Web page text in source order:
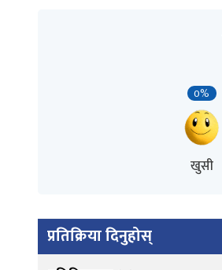
0%
खुसी
प्रतिक्रिया दिनुहोस्